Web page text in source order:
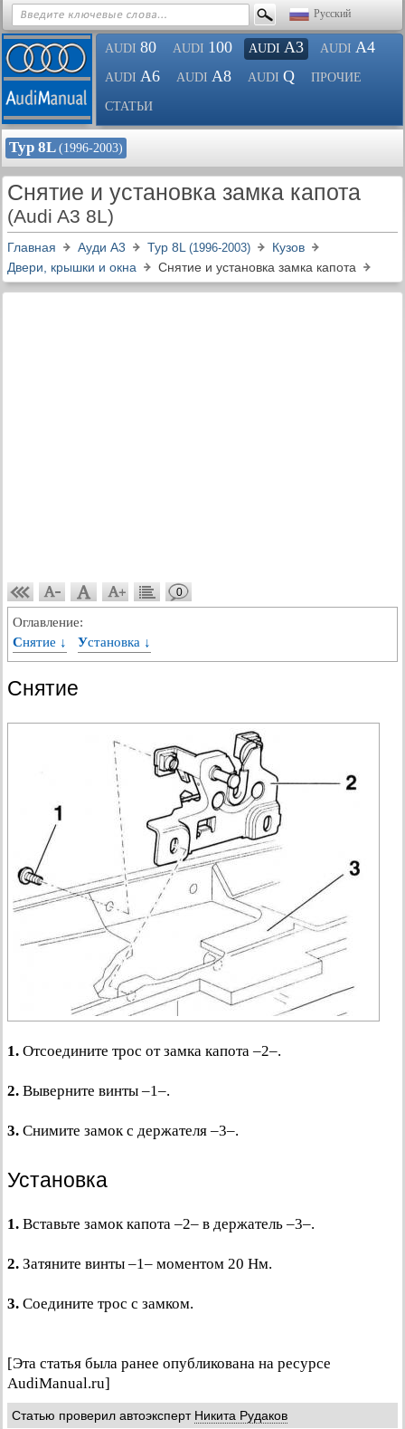
Русский
AUDI 80 AUDI 100 AUDI A3 AUDI A4
AUDI A6 AUDI A8 AUDI Q ПРОЧИЕ
СТАТЬИ
Typ 8L (1996-2003)
Снятие и установка замка капота
(Audi A3 8L)
Главная Ауди A3 Typ 8L (1996-2003)
Кузов
Двери, крышки и окна
Снятие и установка замка капота
0
Оглавление:
Снятие ↓
Установка ↓
Снятие
1. Отсоедините трос от замка капота –2–.
2. Выверните винты –1–.
3. Снимите замок с держателя –3–.
Установка
1. Вставьте замок капота –2– в держатель –3–.
2. Затяните винты –1– моментом 20 Нм.
3. Соедините трос с замком.
[Эта статья была ранее опубликована на ресурсе
AudiManual.ru]
Статью проверил автоэксперт Никита Рудаков